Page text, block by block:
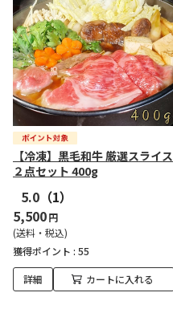
【冷凍】黒毛和牛 厳選スライス
２点セット 400g
5.0 （1）
5,500円
(送料・税込)
獲得ポイント : 55
詳細 カートに入れる